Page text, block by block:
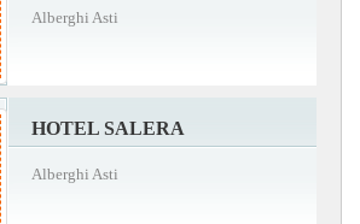
Alberghi Asti
HOTEL SALERA
Alberghi Asti